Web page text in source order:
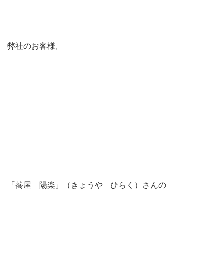
弊社のお客様、
「蕎屋 陽楽」（きょうや ひらく）さんの